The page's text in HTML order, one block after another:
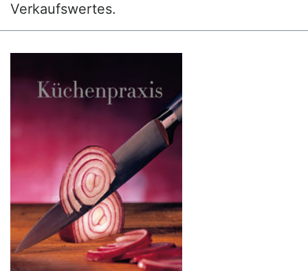
Verkaufswertes.